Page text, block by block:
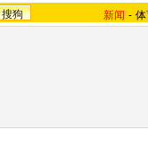
搜狗 新闻 -